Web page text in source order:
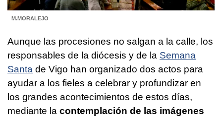
M.MORALEJO
Aunque las procesiones no salgan a la calle, los
responsables de la diócesis y de la Semana
Santa de Vigo han organizado dos actos para
ayudar a los fieles a celebrar y profundizar en
los grandes acontecimientos de estos días,
mediante la contemplación de las imágenes